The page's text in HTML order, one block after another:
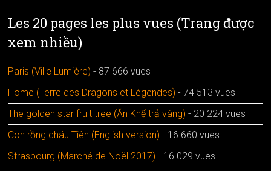
Les 20 pages les plus vues (Trang được
xem nhiều)
Paris (Ville Lumière) - 87 666 vues
Home (Terre des Dragons et Légendes) - 74 513 vues
The golden star fruit tree (Ăn Khế trả vàng) - 20 224 vues
Con rồng cháu Tiên (English version) - 16 660 vues
Strasbourg (Marché de Noël 2017) - 16 029 vues